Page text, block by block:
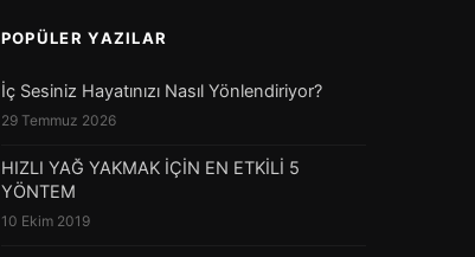
POPÜLER YAZILAR
İç Sesiniz Hayatınızı Nasıl Yönlendiriyor?
29 Temmuz 2026
HIZLI YAĞ YAKMAK İÇİN EN ETKİLİ 5
YÖNTEM
10 Ekim 2019